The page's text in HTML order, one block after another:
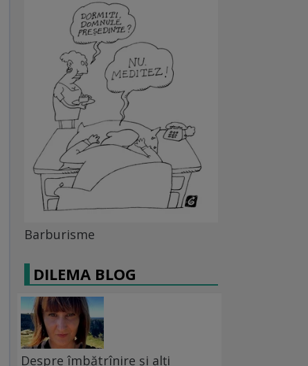
Barburisme
DILEMA BLOG
Despre îmbătrînire și alți